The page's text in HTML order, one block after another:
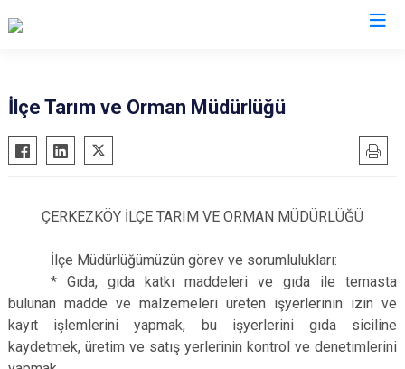
Çerkezköy
Çorlu
Malkara
Marmaraereğlisi
Ergene
Kapaklı
İlçe Tarım ve Orman Müdürlüğü
ÇERKEZKÖY İLÇE TARIM VE ORMAN MÜDÜRLÜĞÜ
İlçe Müdürlüğümüzün görev ve sorumlulukları:
* Gıda, gıda katkı maddeleri ve gıda ile temasta
bulunan madde ve malzemeleri üreten işyerlerinin izin ve
kayıt işlemlerini yapmak, bu işyerlerini gıda siciline
kaydetmek, üretim ve satış yerlerinin kontrol ve denetimlerini